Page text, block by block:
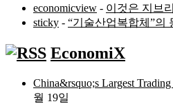
economicview - 이것은 지브
sticky - “기술산업복합체”의
EconomiX
China&rsquo;s Largest
월 19일